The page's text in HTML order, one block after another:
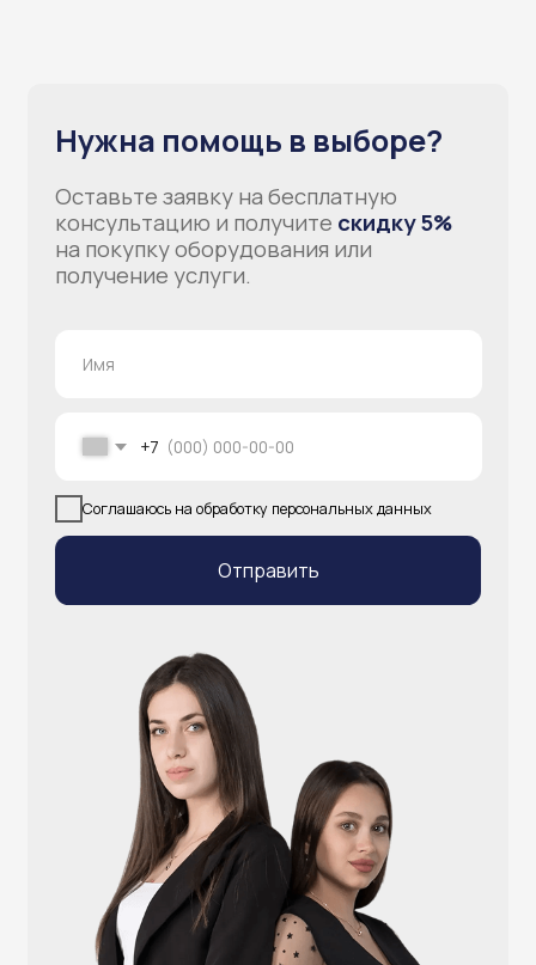
+7 (924) 004-32-01
info@atlantisgr.ooo
Видеонаблюдение
Принтеры чеков и этикеток
Штрихкодовое оборудование
Весовое оборудование
Счётчики валюты
Терминалы самообслуживания
Денежные ящики
Онлайн-кассы
Антикражные ворота
POS-компьютеры
POS-моноблоки